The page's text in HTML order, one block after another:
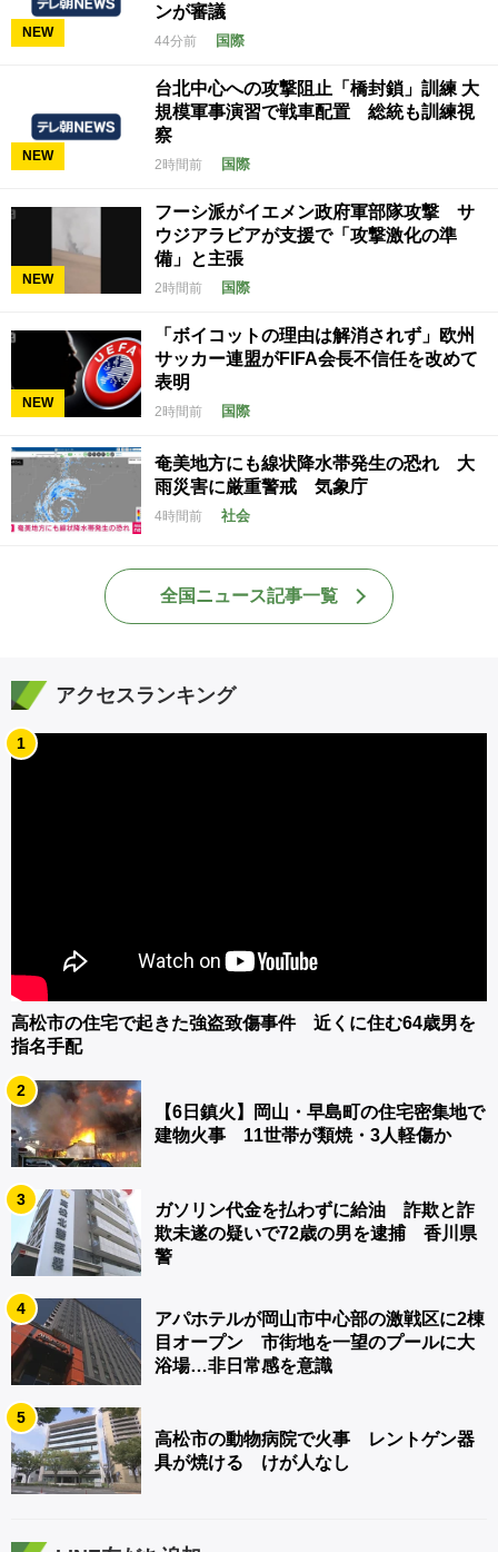
NEW
ンが審議
44分前 国際
NEW
台北中心への攻撃阻止「橋封鎖」訓練 大
規模軍事演習で戦車配置 総統も訓練視
察
2時間前 国際
NEW
フーシ派がイエメン政府軍部隊攻撃 サ
ウジアラビアが支援で「攻撃激化の準
備」と主張
2時間前 国際
NEW
「ボイコットの理由は解消されず」欧州
サッカー連盟がFIFA会長不信任を改めて
表明
2時間前 国際
奄美地方にも線状降水帯発生の恐れ 大
雨災害に厳重警戒 気象庁
4時間前 社会
全国ニュース記事一覧
アクセスランキング
1
高松市の住宅で起きた強盗致傷事件 近くに住む64歳男を
指名手配
2
【6日鎮火】岡山・早島町の住宅密集地で
建物火事 11世帯が類焼・3人軽傷か
3
ガソリン代金を払わずに給油 詐欺と詐
欺未遂の疑いで72歳の男を逮捕 香川県
警
4
アパホテルが岡山市中心部の激戦区に2棟
目オープン 市街地を一望のプールに大
浴場…非日常感を意識
5
高松市の動物病院で火事 レントゲン器
具が焼ける けが人なし